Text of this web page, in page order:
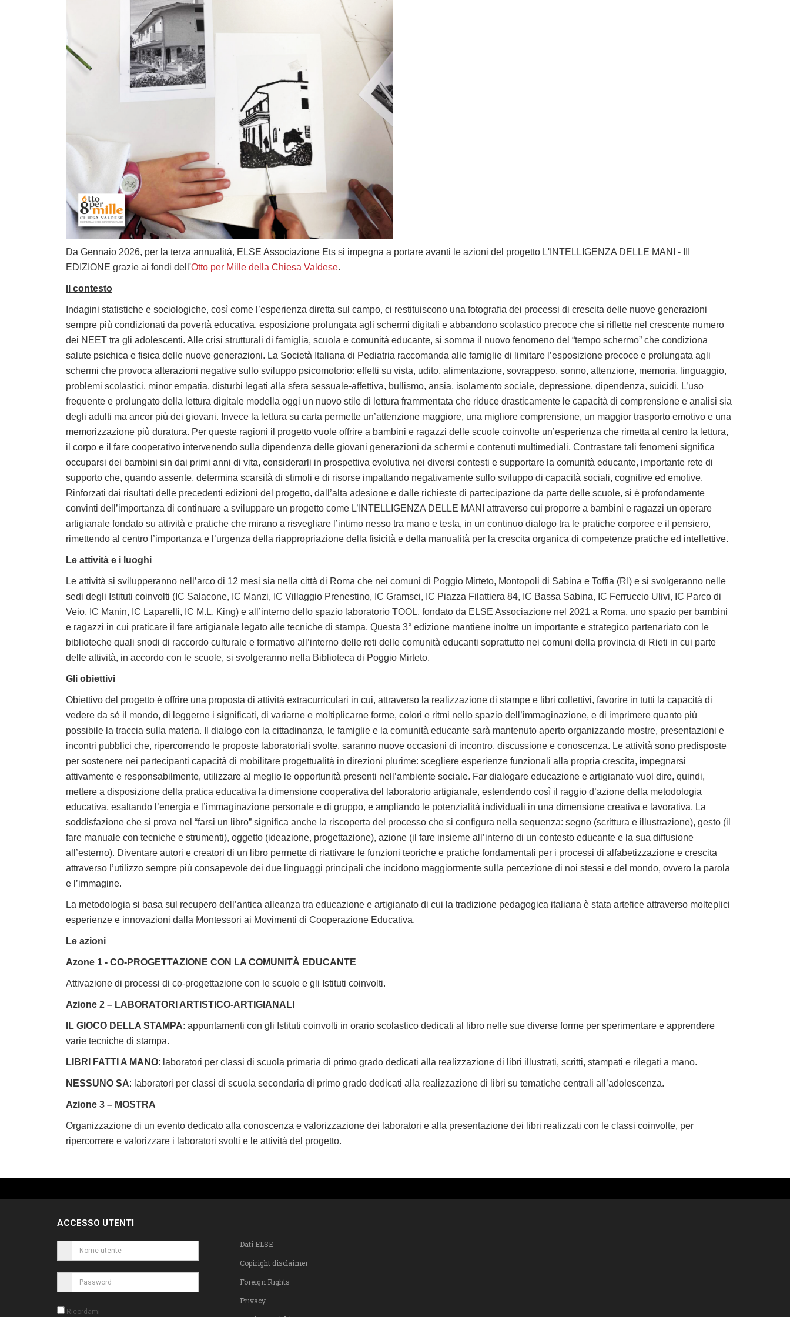
Da Gennaio 2026, per la terza annualità, ELSE Associazione Ets si impegna a portare avanti le azioni del progetto L'INTELLIGENZA DELLE MANI - III
EDIZIONE grazie ai fondi dell'Otto per Mille della Chiesa Valdese.
Il contesto
Indagini statistiche e sociologiche, così come l’esperienza diretta sul campo, ci restituiscono una fotografia dei processi di crescita delle nuove generazioni
sempre più condizionati da povertà educativa, esposizione prolungata agli schermi digitali e abbandono scolastico precoce che si riflette nel crescente numero
dei NEET tra gli adolescenti. Alle crisi strutturali di famiglia, scuola e comunità educante, si somma il nuovo fenomeno del “tempo schermo” che condiziona
salute psichica e fisica delle nuove generazioni. La Società Italiana di Pediatria raccomanda alle famiglie di limitare l’esposizione precoce e prolungata agli
schermi che provoca alterazioni negative sullo sviluppo psicomotorio: effetti su vista, udito, alimentazione, sovrappeso, sonno, attenzione, memoria, linguaggio,
problemi scolastici, minor empatia, disturbi legati alla sfera sessuale-affettiva, bullismo, ansia, isolamento sociale, depressione, dipendenza, suicidi. L’uso
frequente e prolungato della lettura digitale modella oggi un nuovo stile di lettura frammentata che riduce drasticamente le capacità di comprensione e analisi sia
degli adulti ma ancor più dei giovani. Invece la lettura su carta permette un’attenzione maggiore, una migliore comprensione, un maggior trasporto emotivo e una
memorizzazione più duratura. Per queste ragioni il progetto vuole offrire a bambini e ragazzi delle scuole coinvolte un’esperienza che rimetta al centro la lettura,
il corpo e il fare cooperativo intervenendo sulla dipendenza delle giovani generazioni da schermi e contenuti multimediali. Contrastare tali fenomeni significa
occuparsi dei bambini sin dai primi anni di vita, considerarli in prospettiva evolutiva nei diversi contesti e supportare la comunità educante, importante rete di
supporto che, quando assente, determina scarsità di stimoli e di risorse impattando negativamente sullo sviluppo di capacità sociali, cognitive ed emotive.
Rinforzati dai risultati delle precedenti edizioni del progetto, dall’alta adesione e dalle richieste di partecipazione da parte delle scuole, si è profondamente
convinti dell’importanza di continuare a sviluppare un progetto come L’INTELLIGENZA DELLE MANI attraverso cui proporre a bambini e ragazzi un operare
artigianale fondato su attività e pratiche che mirano a risvegliare l’intimo nesso tra mano e testa, in un continuo dialogo tra le pratiche corporee e il pensiero,
rimettendo al centro l’importanza e l’urgenza della riappropriazione della fisicità e della manualità per la crescita organica di competenze pratiche ed intellettive.
Le attività e i luoghi
Le attività si svilupperanno nell’arco di 12 mesi sia nella città di Roma che nei comuni di Poggio Mirteto, Montopoli di Sabina e Toffia (RI) e si svolgeranno nelle
sedi degli Istituti coinvolti (IC Salacone, IC Manzi, IC Villaggio Prenestino, IC Gramsci, IC Piazza Filattiera 84, IC Bassa Sabina, IC Ferruccio Ulivi, IC Parco di
Veio, IC Manin, IC Laparelli, IC M.L. King) e all’interno dello spazio laboratorio TOOL, fondato da ELSE Associazione nel 2021 a Roma, uno spazio per bambini
e ragazzi in cui praticare il fare artigianale legato alle tecniche di stampa. Questa 3° edizione mantiene inoltre un importante e strategico partenariato con le
biblioteche quali snodi di raccordo culturale e formativo all’interno delle reti delle comunità educanti soprattutto nei comuni della provincia di Rieti in cui parte
delle attività, in accordo con le scuole, si svolgeranno nella Biblioteca di Poggio Mirteto.
Gli obiettivi
Obiettivo del progetto è offrire una proposta di attività extracurriculari in cui, attraverso la realizzazione di stampe e libri collettivi, favorire in tutti la capacità di
vedere da sé il mondo, di leggerne i significati, di variarne e moltiplicarne forme, colori e ritmi nello spazio dell’immaginazione, e di imprimere quanto più
possibile la traccia sulla materia. Il dialogo con la cittadinanza, le famiglie e la comunità educante sarà mantenuto aperto organizzando mostre, presentazioni e
incontri pubblici che, ripercorrendo le proposte laboratoriali svolte, saranno nuove occasioni di incontro, discussione e conoscenza. Le attività sono predisposte
per sostenere nei partecipanti capacità di mobilitare progettualità in direzioni plurime: scegliere esperienze funzionali alla propria crescita, impegnarsi
attivamente e responsabilmente, utilizzare al meglio le opportunità presenti nell’ambiente sociale. Far dialogare educazione e artigianato vuol dire, quindi,
mettere a disposizione della pratica educativa la dimensione cooperativa del laboratorio artigianale, estendendo così il raggio d’azione della metodologia
educativa, esaltando l’energia e l’immaginazione personale e di gruppo, e ampliando le potenzialità individuali in una dimensione creativa e lavorativa. La
soddisfazione che si prova nel “farsi un libro” significa anche la riscoperta del processo che si configura nella sequenza: segno (scrittura e illustrazione), gesto (il
fare manuale con tecniche e strumenti), oggetto (ideazione, progettazione), azione (il fare insieme all’interno di un contesto educante e la sua diffusione
all’esterno). Diventare autori e creatori di un libro permette di riattivare le funzioni teoriche e pratiche fondamentali per i processi di alfabetizzazione e crescita
attraverso l’utilizzo sempre più consapevole dei due linguaggi principali che incidono maggiormente sulla percezione di noi stessi e del mondo, ovvero la parola
e l’immagine.
La metodologia si basa sul recupero dell’antica alleanza tra educazione e artigianato di cui la tradizione pedagogica italiana è stata artefice attraverso molteplici
esperienze e innovazioni dalla Montessori ai Movimenti di Cooperazione Educativa.
Le azioni
Azone 1 - CO-PROGETTAZIONE CON LA COMUNITÀ EDUCANTE
Attivazione di processi di co-progettazione con le scuole e gli Istituti coinvolti.
Azione 2 – LABORATORI ARTISTICO-ARTIGIANALI
IL GIOCO DELLA STAMPA: appuntamenti con gli Istituti coinvolti in orario scolastico dedicati al libro nelle sue diverse forme per sperimentare e apprendere
varie tecniche di stampa.
LIBRI FATTI A MANO: laboratori per classi di scuola primaria di primo grado dedicati alla realizzazione di libri illustrati, scritti, stampati e rilegati a mano.
NESSUNO SA: laboratori per classi di scuola secondaria di primo grado dedicati alla realizzazione di libri su tematiche centrali all’adolescenza.
Azione 3 – MOSTRA
Organizzazione di un evento dedicato alla conoscenza e valorizzazione dei laboratori e alla presentazione dei libri realizzati con le classi coinvolte, per
ripercorrere e valorizzare i laboratori svolti e le attività del progetto.
ACCESSO UTENTI
Ricordami
Dati ELSE
Copiright disclaimer
Foreign Rights
Privacy